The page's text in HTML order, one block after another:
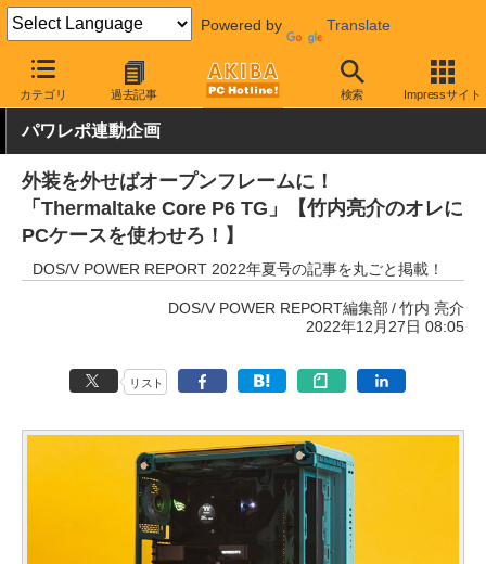
Powered by Translate
カテゴリ 過去記事 検索 Impressサイト
AKIBA PC Hotline! PCパーツ PCケース タワー型
パワレポ連動企画
外装を外せばオープンフレームに！
「Thermaltake Core P6 TG」【竹内亮介のオレに
PCケースを使わせろ！】
DOS/V POWER REPORT 2022年夏号の記事を丸ごと掲載！
DOS/V POWER REPORT編集部
竹内 亮介
2022年12月27日 08:05
リスト